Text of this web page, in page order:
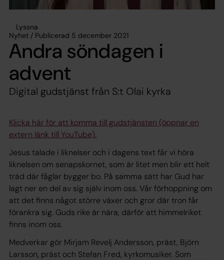
Lyssna
Nyhet / Publicerad 5 december 2021
Andra söndagen i
advent
Digital gudstjänst från S:t Olai kyrka
Klicka här för att komma till gudstjänsten (öppnar en
extern länk till YouTube).
Jesus talade i liknelser och i dagens text får vi höra
liknelsen om senapskornet, som är litet men blir ett helt
träd där fåglar bygger bo. På samma sätt har Gud har
lagt ner en del av sig själv inom oss. Vår förhoppning om
att det finns något större växer och gror där tron får
förankra sig. Guds rike är nära, därför att himmelriket
finns inom oss.
Medverkar gör Mirjam Revelj Andersson, präst, Björn
Larsson, präst och Stefan Fred, kyrkomusiker. Som